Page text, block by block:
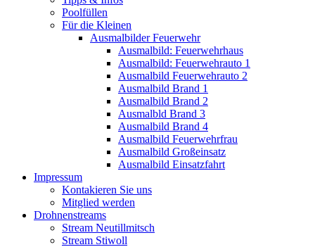
Poolfüllen
Für die Kleinen
Ausmalbilder Feuerwehr
Ausmalbild: Feuerwehrhaus
Ausmalbild: Feuerwehrauto 1
Ausmalbild Feuerwehrauto 2
Ausmalbild Brand 1
Ausmalbild Brand 2
Ausmalbld Brand 3
Ausmalbild Brand 4
Ausmalbild Feuerwehrfrau
Ausmalbild Großeinsatz
Ausmalbild Einsatzfahrt
Impressum
Kontakieren Sie uns
Mitglied werden
Drohnenstreams
Stream Neutillmitsch
Stream Stiwoll